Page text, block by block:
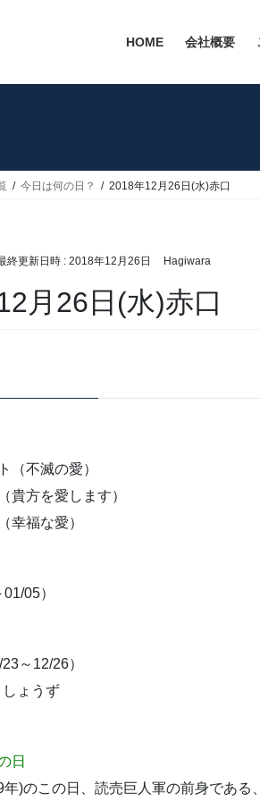
HOME 会社概要
今日は何の日？ 2018年12月26日(水)赤口
終更新日時 : 2018年12月26日 Hagiwara
月26日(水)赤口
（不滅の愛）
貴方を愛します）
幸福な愛）
05）
～12/26）
ょうず
日
年)のこの日、読売巨人軍の前身であ